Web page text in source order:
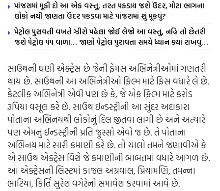
પાંજરામાં મૂકી દો આ એક વસ્તુ, તરત પકડાય જશે ઉંદર, મોટા ભાગના
લોકો નથી જાણતા ઉંદર પકડવા માટે પાંજરામાં શું મૂકવું?
પેટ્રોલ પુરાવતી વખતે ઝીરો પહેલા જોઈ લેજો આ વસ્તુ, નહિ તો છેતરી
જશે પેટ્રોલ પંપ વાળા… જાણો પેટ્રોલ પુરાવતા સમયે ધ્યાન ક્યાં રાખવું…
સાઉથની ઘણી એક્ટ્રેસ છે જેની ફેમસ અભિનેત્રીઓમાં ગણતરી
થાય છે. સાઉથની આ અભિનેત્રીઓ ફિલ્મ માટે ફિસ વધારે લે છે.
કેટલીક અભિનેત્રી એવી પણ છે કે, જે એક ફિલ્મ માટે કરોડ
રૂપિયા વસૂલ કરે છે. સાઉથ ઈન્ડસ્ટ્રીની આ સુંદર અદાકારા
પોતાના અભિનયથી લોકોનું દિલ જીતવા લાગી છે અને અત્યારે
પણ એમનું ઈન્ડસ્ટ્રીની પ્રતિ જુસ્સો એવો જ છે. તે પોતાના
અભિનય માટે સારી કમાણી કરે છે. તો ચાલો તમને જણાવીએ કે
એ સાઉથ એક્ટ્રેસ વિશે જે કમાણીની બાબતમાં વધારે આગળ છે.
આ એક્ટ્રેસની લિસ્ટમાં કાજલ અગ્રવાલ, પ્રિયામણિ, તમન્ના
ભાટિયા, કિર્તિ સુરેશ વગેરેનો સમાવેશ કરવામાં આવે છે.